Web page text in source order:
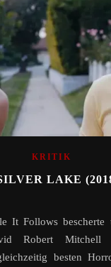
KRITIK
LAKE
Robert
besten